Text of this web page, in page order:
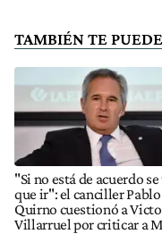
TAMBIÉN TE
"Si no está de acuerdo
que ir": el canciller Pablo
Quirno cuestionó a
Villarruel por criticar a